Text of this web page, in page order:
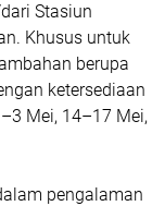
Stasiun
Khusus untuk
berupa
ketersediaan
Mei, 14–17 Mei,
pengalaman